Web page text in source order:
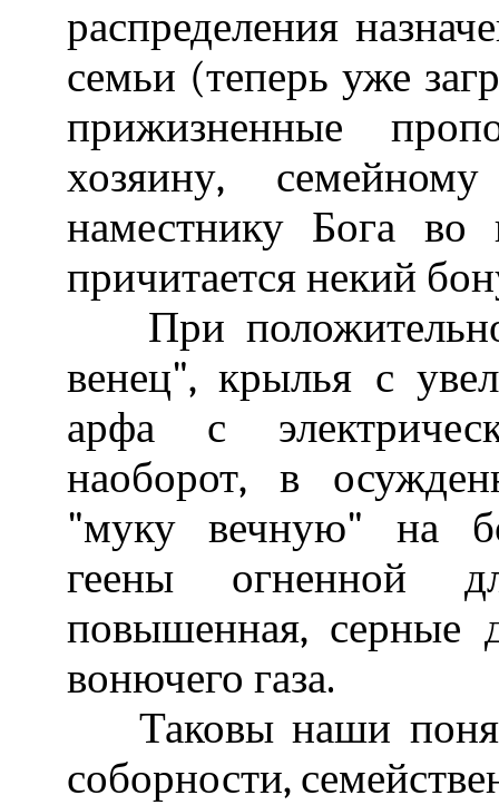
распределения
семьи (теперь уже
прижизненные
хозяину,
наместнику Бога во
причитается некий
При
венец", крылья с
арфа с
наоборот, в
"муку вечную" на
геены огненной
повышенная, серные
вонючего газа.
Таковы наши
соборности,